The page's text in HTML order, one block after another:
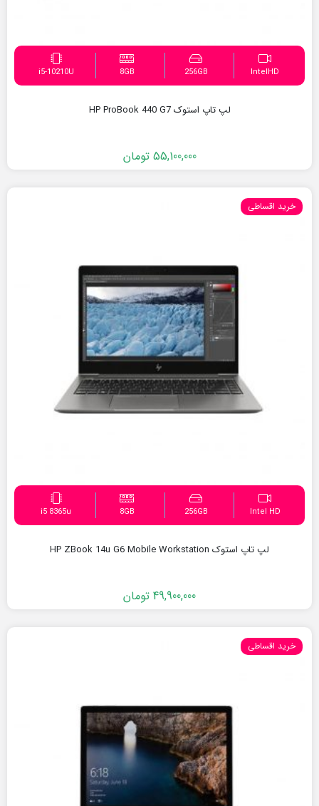
IntelHD
256GB
8GB
i5-10210U
لپ تاپ استوک HP ProBook 440 G7
55,100,000 تومان
خرید اقساطی
Intel HD
256GB
8GB
i5 8365u
لپ تاپ استوک HP ZBook 14u G6 Mobile Workstation
49,900,000 تومان
خرید اقساطی